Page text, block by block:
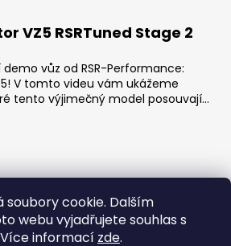
soubory cookie. Dalším
webu vyjadřujete souhlas s
informací zde.
VZ5 RSRTuned Stage 2
vůz od RSR-Performance:
V tomto videu vám ukážeme
tento výjimečný model posouvají...
RSRCzech/